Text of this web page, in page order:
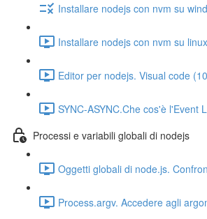
Installare nodejs con nvm su
Installare nodejs con nvm su
Editor per nodejs. Visual code
SYNC-ASYNC.Che cos'è l'Event
Processi e variabili globali di nodejs
Oggetti globali di node.js.
Process.argv. Accedere agli